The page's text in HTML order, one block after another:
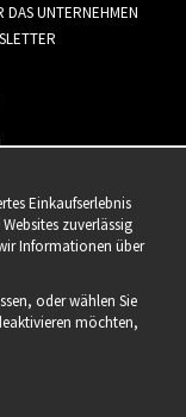
DAS UNTERNEHMEN
Einkaufserlebnis
zuverlässig
Informationen über
oder wählen Sie
möchten,